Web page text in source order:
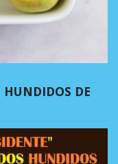
HUNDIDOS DE